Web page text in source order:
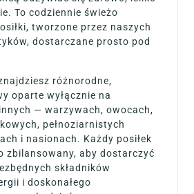
To codziennie świeżo
tworzone przez naszych
dostarczane prosto pod
różnorodne,
oparte wyłącznie na
— warzywach, owocach,
pełnoziarnistych
i nasionach. Każdy posiłek
zbilansowany, aby dostarczyć
składników
i doskonałego